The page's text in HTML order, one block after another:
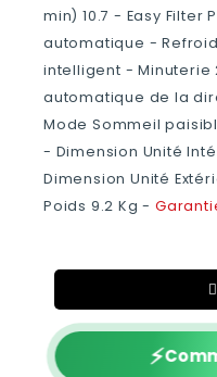
min) 10.7 - Easy Filter
automatique -
intelligent - Minuterie
automatique de la
Mode Sommeil
- Dimension Unité
Dimension Unité
Poids 9.2 Kg -
⚡